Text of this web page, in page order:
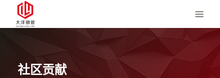
内
社区贡献